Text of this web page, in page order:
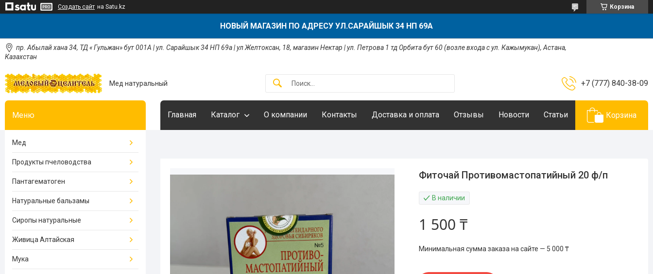
Создать сайт на Satu.kz Корзина
НОВЫЙ МАГАЗИН ПО АДРЕСУ УЛ.САРАЙШЫК 34 НП 69А
пр. Абылай хана 34, ТД « Гульжан» бут 001А | ул. Сарайшык 34 НП 69а | ул Желтоксан, 18, магазин Нектар | ул. Петрова 1 тд Орбита бут 60 (возле входа с ул. Кажымукан), Астана,
Казахстан
Мед натуральный +7 (777) 840-38-09
Главная Каталог О компании Контакты Доставка и оплата Отзывы Новости Статьи Корзина
Фиточай Противомастопатийный 20 ф/п
В наличии
1 500 ₸
Минимальная сумма заказа на сайте — 5 000 ₸
Мед
Продукты пчеловодства
Пантагематоген
Натуральные бальзамы
Сиропы натуральные
Живица Алтайская
Мука